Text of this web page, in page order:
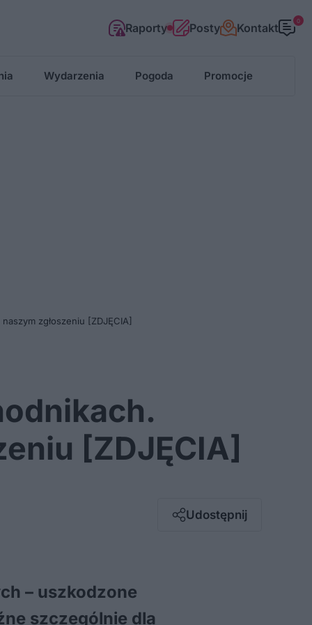
Raporty Posty Kontakt 0
Wydarzenia Pogoda Promocje
zgłoszeniu [ZDJĘCIA]
[ZDJĘCIA]
Udostępnij
Messenger
– uszkodzone
szczególnie dla